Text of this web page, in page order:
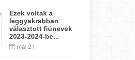
Ezek voltak a
leggyakrabban
választott fiúnevek
2023-2024-be...
máj 21